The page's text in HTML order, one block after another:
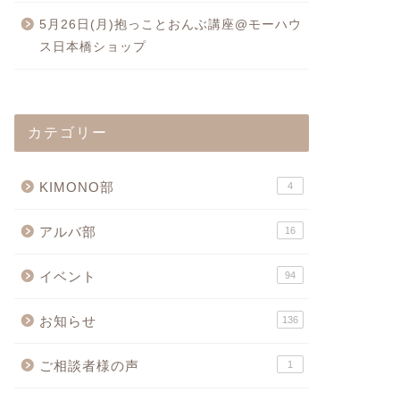
5月26日(月)抱っことおんぶ講座@モーハウ
ス日本橋ショップ
カテゴリー
KIMONO部 4
アルバ部 16
イベント 94
お知らせ 136
ご相談者様の声 1